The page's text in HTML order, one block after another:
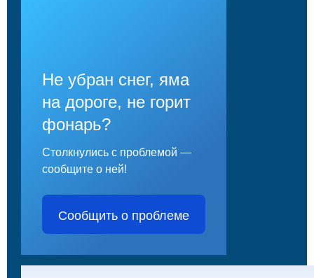
Не убран снег, яма
на дороге, не горит
фонарь?
Столкнулись с проблемой —
сообщите о ней!
Сообщить о проблеме